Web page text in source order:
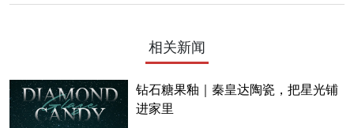
相关新闻
钻石糖果釉｜秦皇达陶瓷，把星光铺
进家里